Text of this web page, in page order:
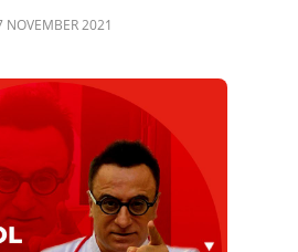
NOVEMBER 2021